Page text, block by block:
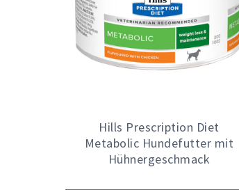
Hills Prescription Diet
Metabolic Hundefutter mit
Hühnergeschmack